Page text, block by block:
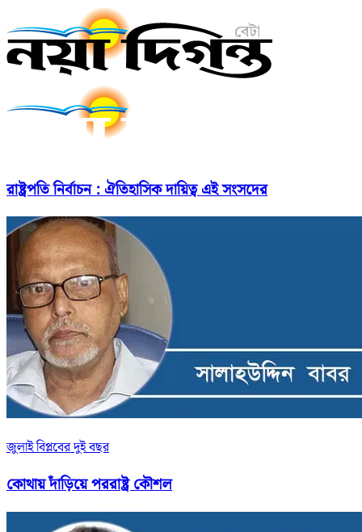
রাষ্ট্রপতি নির্বাচন : ঐতিহাসিক দায়িত্ব এই সংসদের
জুলাই বিপ্লবের দুই বছর
কোথায় দাঁড়িয়ে পররাষ্ট্র কৌশল